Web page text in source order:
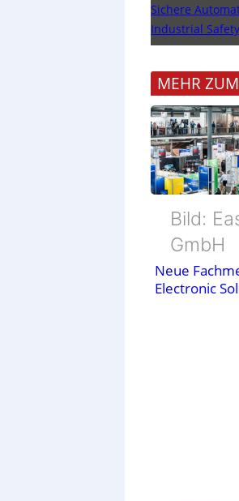
Sichere
Industrial
MEHR
Bild:
GmbH
Neue
Electronic